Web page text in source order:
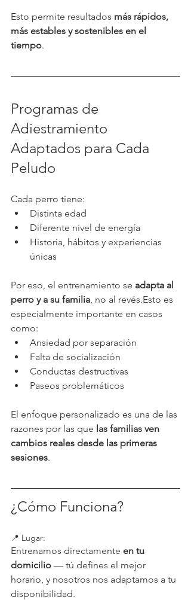
Esto permite resultados más rápidos,
más estables y sostenibles en el
tiempo.
Programas de
Adiestramiento
Adaptados para Cada
Peludo
Cada perro tiene:
Distinta edad
Diferente nivel de energía
Historia, hábitos y experiencias
únicas
Por eso, el entrenamiento se adapta al
perro y a su familia , no al revés.Esto es
especialmente importante en casos
como:
Ansiedad por separación
Falta de socialización
Conductas destructivas
Paseos problemáticos
El enfoque personalizado es una de las
razones por las que las familias ven
cambios reales desde las primeras
sesiones.
¿Cómo Funciona?
📍 Lugar:
Entrenamos directamente en tu
domicilio — tú defines el mejor
horario, y nosotros nos adaptamos a tu
disponibilidad.